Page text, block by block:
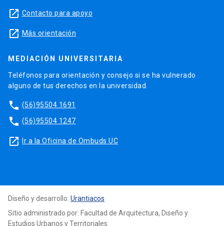
launch Contacto para apoyo
launch Más orientación
MEDIACIÓN UNIVERSITARIA
Teléfonos para orientación y consejo si se ha vulnerado
alguno de tus derechos en la universidad.
phone (56)95504 1691
phone (56)95504 1247
launch Ir a la Oficina de Ombuds UC
Diseño y desarrollo: Urantiacos
Sitio administrado por: Facultad de Arquitectura, Diseño y
Estudios Urbanos y Territoriales